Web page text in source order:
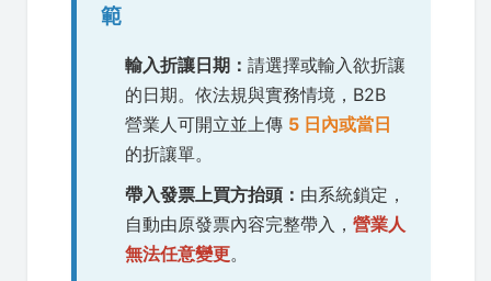
範
輸入折讓日期： 請選擇或輸入欲折讓
的日期。依法規與實務情境，B2B
營業人可開立並上傳 5 日內或當日
的折讓單。
帶入發票上買方抬頭： 由系統鎖定，
自動由原發票內容完整帶入， 營業人
無法任意變更。